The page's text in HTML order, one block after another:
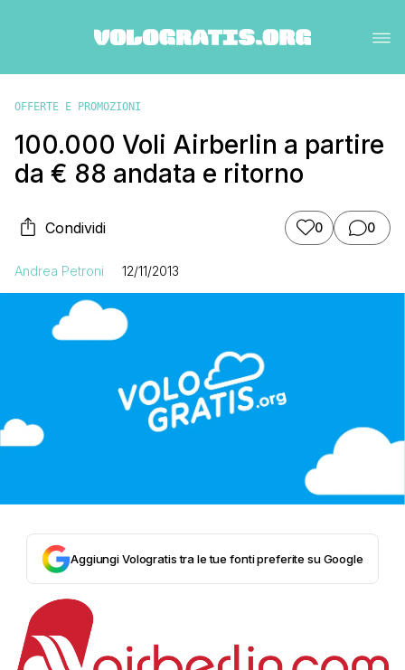
OFFERTE E PROMOZIONI
100.000 Voli Airberlin a partire
da € 88 andata e ritorno
Condividi 0 0
Andrea Petroni 12/11/2013
Aggiungi Vologratis tra le tue fonti preferite su Google